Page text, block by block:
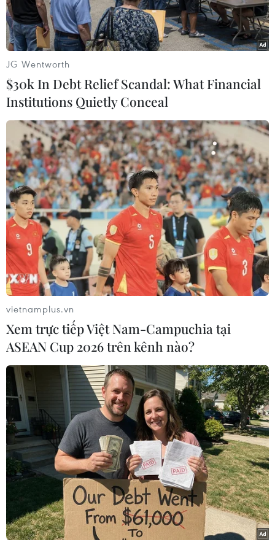
Ngoại trưởng Anh Boris Johnson tại một hội nghị ở Birmingham
ngày 2/10 vừa qua. (Ảnh: THX/TTXVN)
Theo BBC tối 12/11, Ngoại trưởng Anh Boris
Johnson tuyên bố sẽ không tham dự cuộc họp
đặc biệt để thảo luận về việc ông Donald Trump
thắng cử Tổng thống Mỹ của ngoại trưởng các
nước thuộc Liên minh châu Âu (EU) dự kiến
diễn ra hôm nay (13/11).
Anh cho biết ông Johnson sẽ vẫn tham dự cuộc
họp thường kỳ giữa các ngoại trưởng EU hôm
14/11.
BBC cũng cho biết một quan chức cấp cao của
Anh sẽ được cử thay ông Johnson để tham dự
cuộc họp đặc biệt nói trên.
Giải thích việc ông Johnson không tham gia
cuộc họp đặc biệt của các ngoại trưởng EU bàn
về việc ông Trump thắng cử, Người phát ngôn
JG Wentworth
$30k In Debt Relief Scandal: What Financial
Institutions Quietly Conceal
vietnamplus.vn
Xem trực tiếp Việt Nam-Campuchia tại
ASEAN Cup 2026 trên kênh nào?